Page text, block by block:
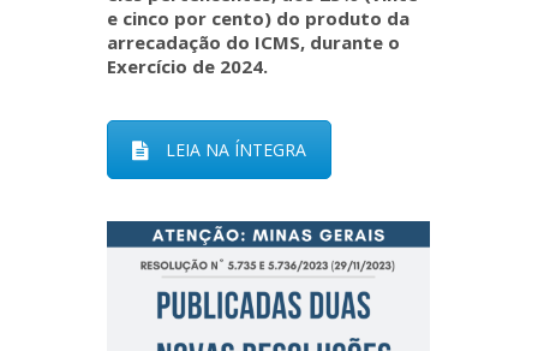
e cinco por cento) do produto da
arrecadação do ICMS, durante o
Exercício de 2024.
LEIA NA ÍNTEGRA